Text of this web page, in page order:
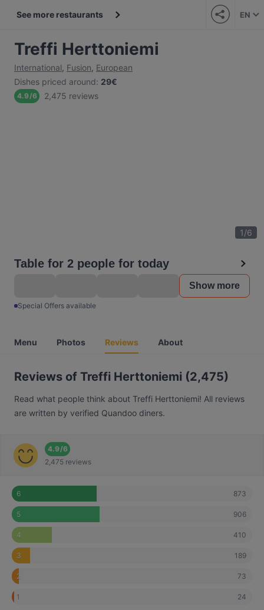
See more restaurants EN
Treffi Herttoniemi
International, Fusion, European
Dishes priced around: 29€
4.9/6 2,475 reviews
1/6
Table for 2 people for today
Show more
Special Offers available
Menu Photos Reviews About
Reviews of Treffi Herttoniemi (2,475)
Read what people think about Treffi Herttoniemi! All reviews
are written by verified Quandoo diners.
4.9/6
2,475 reviews
6 873
5 906
4 410
3 189
2 73
1 24